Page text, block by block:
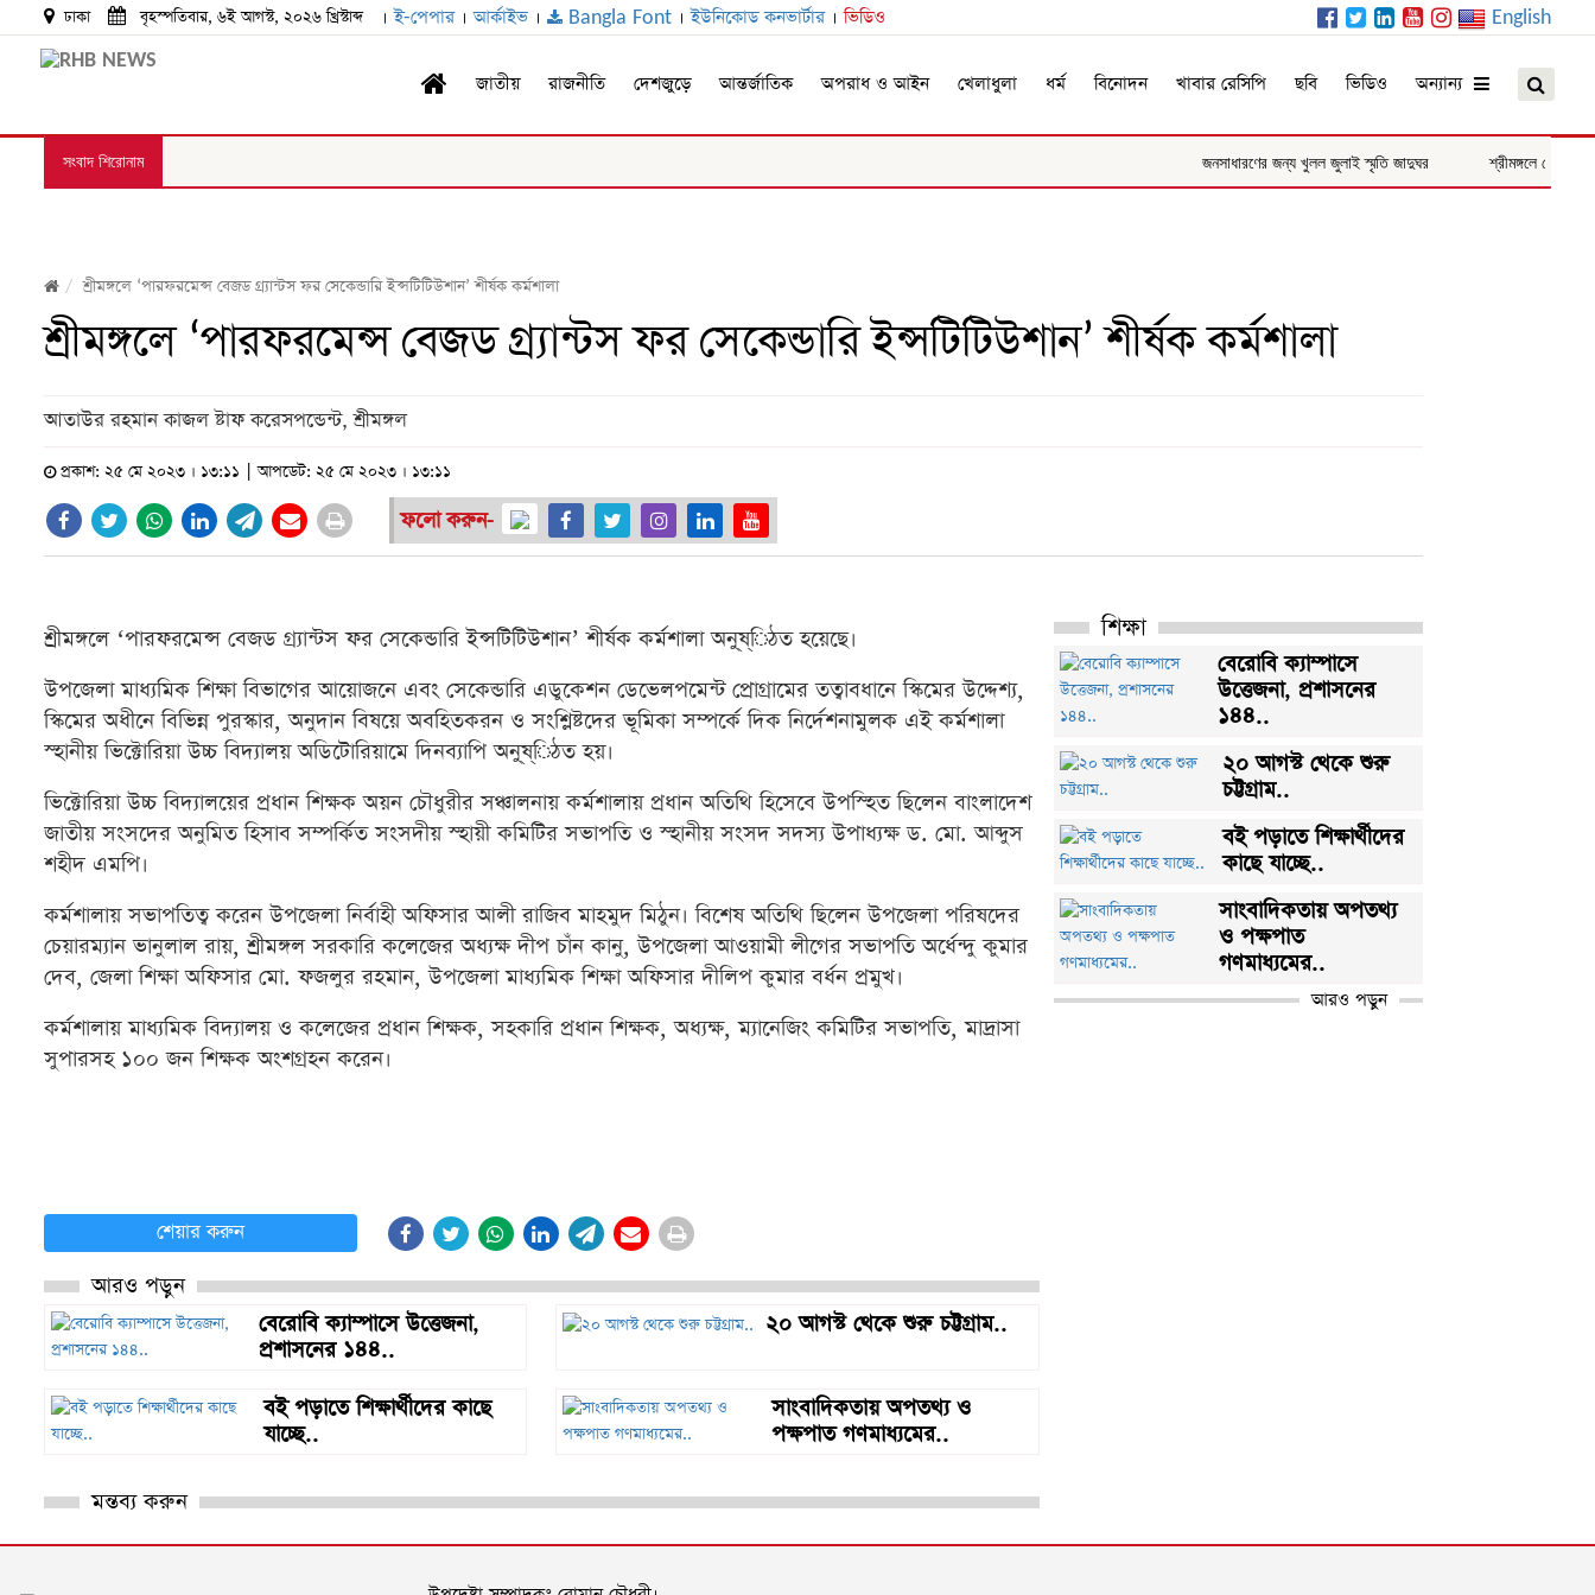
ঢাকা বৃহস্পতিবার, ৬ই আগস্ট, ২০২৬ খ্রিস্টাব্দ ।ই-পেপার ।আর্কাইভ । Bangla Font ।ইউনিকোড কনভার্টার ।ভিডিও English
সংবাদ শিরোনাম জনসাধারণের জন্য খুলল জুলাই স্মৃতি জাদুঘর শ্রীমঙ্গলে মোবাইল
জাতীয় রাজনীতি দেশজুড়ে আন্তর্জাতিক অপরাধ ও আইন খেলাধুলা ধর্ম বিনোদন খাবার রেসিপি ছবি ভিডিও অন্যান্য
শ্রীমঙ্গলে ‘পারফরমেন্স বেজড গ্র্যান্টস ফর সেকেন্ডারি ইন্সটিটিউশান’ শীর্ষক কর্মশালা
শ্রীমঙ্গলে ‘পারফরমেন্স বেজড গ্র্যান্টস ফর সেকেন্ডারি ইন্সটিটিউশান’ শীর্ষক কর্মশালা
আতাউর রহমান কাজল ষ্টাফ করেসপন্ডেন্ট, শ্রীমঙ্গল
প্রকাশ: ২৫ মে ২০২৩ । ১৩:১১ | আপডেট: ২৫ মে ২০২৩ । ১৩:১১
ফলো করুন-
শ্রীমঙ্গলে ‘পারফরমেন্স বেজড গ্র্যান্টস ফর সেকেন্ডারি ইন্সটিটিউশান’ শীর্ষক কর্মশালা অনু্ষ্িঠত হয়েছে।
উপজেলা মাধ্যমিক শিক্ষা বিভাগের আয়োজনে এবং সেকেন্ডারি এডুকেশন ডেভেলপমেন্ট প্রোগ্রামের তত্বাবধানে স্কিমের উদ্দেশ্য,
স্কিমের অধীনে বিভিন্ন পুরস্কার, অনুদান বিষয়ে অবহিতকরন ও সংশ্লিষ্টদের ভূমিকা সম্পর্কে দিক নির্দেশনামুলক এই কর্মশালা
স্হানীয় ভিক্টোরিয়া উচ্চ বিদ্যালয় অডিটোরিয়ামে দিনব্যাপি অনু্ষ্িঠত হয়।
ভিক্টোরিয়া উচ্চ বিদ্যালয়ের প্রধান শিক্ষক অয়ন চৌধুরীর সঞ্চালনায় কর্মশালায় প্রধান অতিথি হিসেবে উপস্হিত ছিলেন বাংলাদেশ
জাতীয় সংসদের অনুমিত হিসাব সম্পর্কিত সংসদীয় স্হায়ী কমিটির সভাপতি ও স্হানীয় সংসদ সদস্য উপাধ্যক্ষ ড. মো. আব্দুস
শহীদ এমপি।
কর্মশালায় সভাপতিত্ব করেন উপজেলা নির্বাহী অফিসার আলী রাজিব মাহমুদ মিঠুন। বিশেষ অতিথি ছিলেন উপজেলা পরিষদের
চেয়ারম্যান ভানুলাল রায়, শ্রীমঙ্গল সরকারি কলেজের অধ্যক্ষ দীপ চাঁন কানু, উপজেলা আওয়ামী লীগের সভাপতি অর্ধেন্দু কুমার
দেব, জেলা শিক্ষা অফিসার মো. ফজলুর রহমান, উপজেলা মাধ্যমিক শিক্ষা অফিসার দীলিপ কুমার বর্ধন প্রমুখ।
কর্মশালায় মাধ্যমিক বিদ্যালয় ও কলেজের প্রধান শিক্ষক, সহকারি প্রধান শিক্ষক, অধ্যক্ষ, ম্যানেজিং কমিটির সভাপতি, মাদ্রাসা
সুপারসহ ১০০ জন শিক্ষক অংশগ্রহন করেন।
শেয়ার করুন
আরও পড়ুন
বেরোবি ক্যাম্পাসে উত্তেজনা,
প্রশাসনের ১৪৪..
২০ আগস্ট থেকে শুরু চট্টগ্রাম..
বই পড়াতে শিক্ষার্থীদের কাছে
যাচ্ছে..
সাংবাদিকতায় অপতথ্য ও
পক্ষপাত গণমাধ্যমের..
মন্তব্য করুন
শিক্ষা
বেরোবি ক্যাম্পাসে
উত্তেজনা, প্রশাসনের
১৪৪..
২০ আগস্ট থেকে শুরু
চট্টগ্রাম..
বই পড়াতে শিক্ষার্থীদের
কাছে যাচ্ছে..
সাংবাদিকতায় অপতথ্য
ও পক্ষপাত
গণমাধ্যমের..
আরও পড়ুন